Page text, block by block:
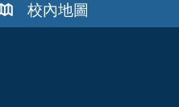
校內地圖